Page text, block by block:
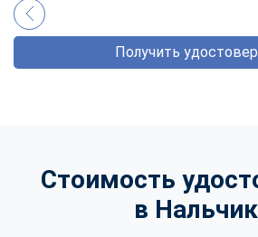
Получить
Стоимость
в